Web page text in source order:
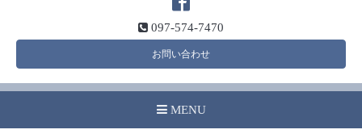
097-574-7470
お問い合わせ
MENU